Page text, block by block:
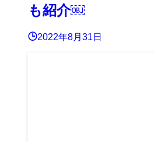
も紹介￼
2022年8月31日